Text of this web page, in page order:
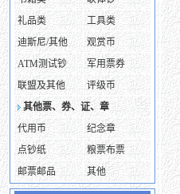
礼品类
工具类
迪斯尼/其他
观赏币
ATM测试钞
军用票券
联盟及其他
评级币
其他票、券、证、章
代用币
纪念章
点钞纸
粮票布票
邮票邮品
其他